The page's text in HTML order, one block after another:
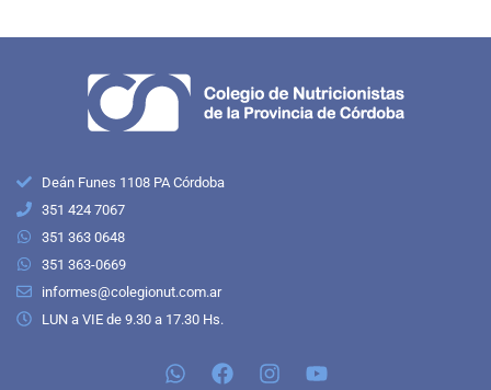
Deán Funes 1108 PA Córdoba
351 424 7067
351 363 0648
351 363-0669
informes@colegionut.com.ar
LUN a VIE de 9.30 a 17.30 Hs.